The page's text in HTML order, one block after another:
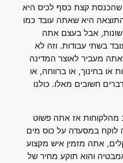
קצת כסף לכיס היא
היא שאתה עובד כמו
אבל בעצם אתה
בשתי עבודות. וזה לא
מעביר לאוצר המדינה
בחינוך, או ברווחה, או
חשובים מאלו. כולנו
אז אתה פשוט
במסעדה על כוס מים
16 שקלים, אתה מזמין איש מקצוע
והוא תוקע מחיר של